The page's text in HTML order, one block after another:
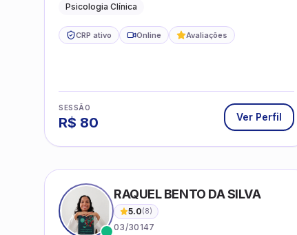
Psicologia Clínica
CRP ativo Online Avaliações
SESSÃO
R$ 80 Ver Perfil
RAQUEL BENTO DA SILVA
5.0(8)
03/30147